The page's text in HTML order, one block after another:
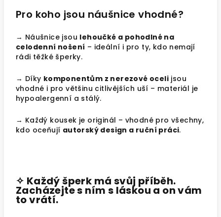
Pro koho jsou náušnice vhodné?
→ Náušnice jsou lehoučké a pohodlné na
celodenní nošení – ideální i pro ty, kdo nemají
rádi těžké šperky.
→ Díky komponentům z nerezové oceli jsou
vhodné i pro většinu citlivějších uší – materiál je
hypoalergenní a stálý.
→ Každý kousek je originál – vhodné pro všechny,
kdo oceňují autorský design a ruční práci.
✧ Každý šperk má svůj příběh.
Zacházejte s ním s láskou a on vám
to vrátí.